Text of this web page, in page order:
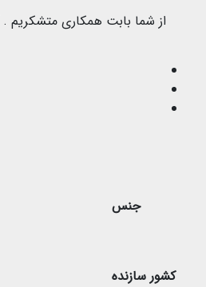
از شما بابت همکاری متشکریم .
جنس
کشور سازنده